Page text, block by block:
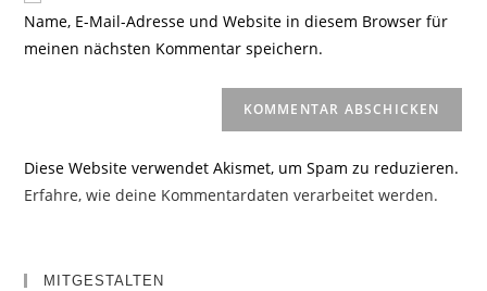
Kommentieren
ein
URL
Name, E-Mail-Adresse und Website in diesem Browser für
meinen nächsten Kommentar speichern.
Diese Website verwendet Akismet, um Spam zu reduzieren.
Erfahre, wie deine Kommentardaten verarbeitet werden.
MITGESTALTEN